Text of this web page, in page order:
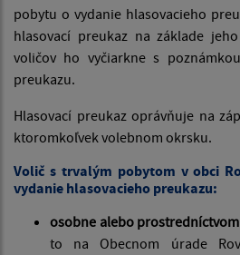
pobytu o vydanie hlasovacieho
hlasovací preukaz na základe
voličov ho vyčiarkne s
preukazu.
Hlasovací preukaz oprávňuje na
ktoromkoľvek volebnom okrsku.
Volič s trvalým pobytom v obci
vydanie hlasovacieho preukazu:
osobne alebo
to na Obecnom úrade